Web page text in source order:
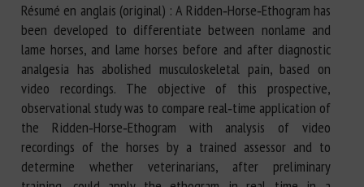
Résumé en anglais (original) : A Ridden‐Horse‐Ethogram has
been developed to differentiate between nonlame and
lame horses, and lame horses before and after diagnostic
analgesia has abolished musculoskeletal pain, based on
video recordings. The objective of this prospective,
observational study was to compare real‐time application of
the Ridden‐Horse‐Ethogram with analysis of video
recordings of the horses by a trained assessor and to
determine whether veterinarians, after preliminary